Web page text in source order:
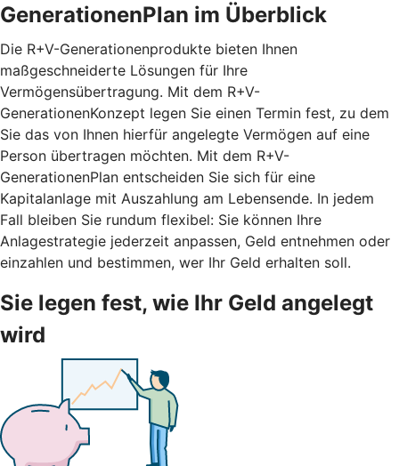
GenerationenPlan im Überblick
Die R+V-Generationenprodukte bieten Ihnen
maßgeschneiderte Lösungen für Ihre
Vermögensübertragung. Mit dem R+V-
GenerationenKonzept legen Sie einen Termin fest, zu dem
Sie das von Ihnen hierfür angelegte Vermögen auf eine
Person übertragen möchten. Mit dem R+V-
GenerationenPlan entscheiden Sie sich für eine
Kapitalanlage mit Auszahlung am Lebensende. In jedem
Fall bleiben Sie rundum flexibel: Sie können Ihre
Anlagestrategie jederzeit anpassen, Geld entnehmen oder
einzahlen und bestimmen, wer Ihr Geld erhalten soll.
Sie legen fest, wie Ihr Geld angelegt
wird